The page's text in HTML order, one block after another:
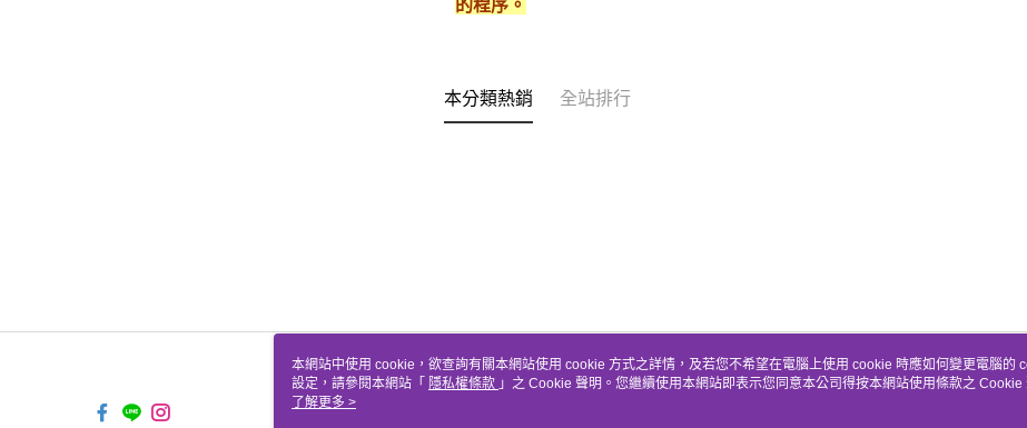
的程序。
本分類熱銷 全站排行
關於我們 客服資訊
本網站中使用 cookie，欲查詢有關本網站使用 cookie 方式之詳情，及若您不希望在電腦上使用 cookie 時應如何變更電腦的
設定，請參閱本網站「 隱私權條款 」之 Cookie 聲明。您繼續使用本網站即表示您同意本公司得按本網站使用條款之 Cookie
使用 cookie。
了解更多 >